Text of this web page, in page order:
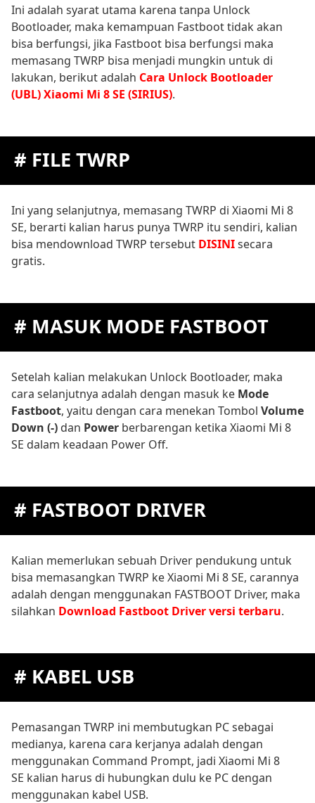
Ini adalah syarat utama karena tanpa Unlock
Bootloader, maka kemampuan Fastboot tidak akan
bisa berfungsi, jika Fastboot bisa berfungsi maka
memasang TWRP bisa menjadi mungkin untuk di
lakukan, berikut adalah Cara Unlock Bootloader
(UBL) Xiaomi Mi 8 SE (SIRIUS).
# FILE TWRP
Ini yang selanjutnya, memasang TWRP di Xiaomi Mi 8
SE, berarti kalian harus punya TWRP itu sendiri, kalian
bisa mendownload TWRP tersebut DISINIsecara
gratis.
# MASUK MODE FASTBOOT
Setelah kalian melakukan Unlock Bootloader, maka
cara selanjutnya adalah dengan masuk ke Mode
Fastboot, yaitu dengan cara menekan Tombol Volume
Down (-) dan Power berbarengan ketika Xiaomi Mi 8
SE dalam keadaan Power Off.
# FASTBOOT DRIVER
Kalian memerlukan sebuah Driver pendukung untuk
bisa memasangkan TWRP ke Xiaomi Mi 8 SE, carannya
adalah dengan menggunakan FASTBOOT Driver, maka
silahkan Download Fastboot Driver versi terbaru.
# KABEL USB
Pemasangan TWRP ini membutugkan PC sebagai
medianya, karena cara kerjanya adalah dengan
menggunakan Command Prompt, jadi Xiaomi Mi 8
SE kalian harus di hubungkan dulu ke PC dengan
menggunakan kabel USB.